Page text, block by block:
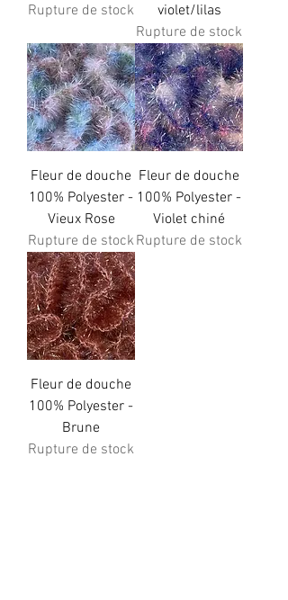
Rupture de stock
violet/lilas
Rupture de stock
Fleur de douche
100% Polyester -
Vieux Rose
Rupture de stock
Fleur de douche
100% Polyester -
Violet chiné
Rupture de stock
Fleur de douche
100% Polyester -
Brune
Rupture de stock